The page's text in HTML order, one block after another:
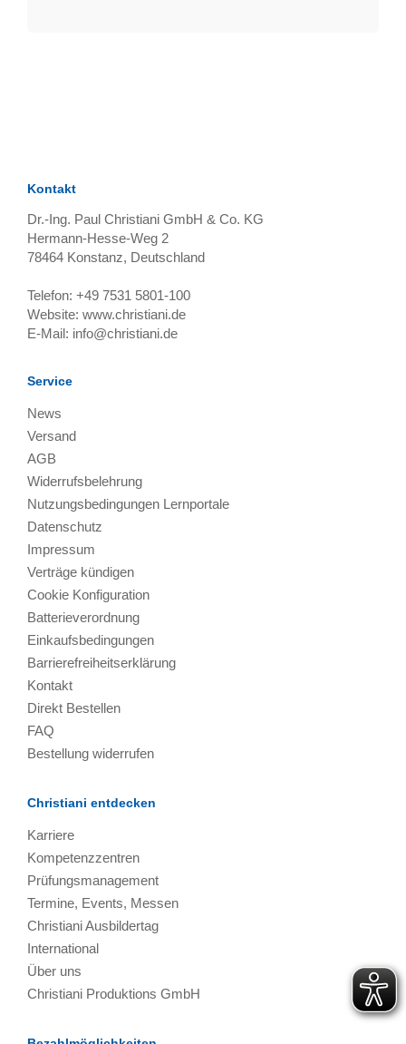
Kontakt
Dr.-Ing. Paul Christiani GmbH & Co. KG
Hermann-Hesse-Weg 2
78464 Konstanz, Deutschland
Telefon: +49 7531 5801-100
Website: www.christiani.de
E-Mail: info@christiani.de
Service
News
Versand
AGB
Widerrufsbelehrung
Nutzungsbedingungen Lernportale
Datenschutz
Impressum
Verträge kündigen
Cookie Konfiguration
Batterieverordnung
Einkaufsbedingungen
Barrierefreiheitserklärung
Kontakt
Direkt Bestellen
FAQ
Bestellung widerrufen
Christiani entdecken
Karriere
Kompetenzzentren
Prüfungsmanagement
Termine, Events, Messen
Christiani Ausbildertag
International
Über uns
Christiani Produktions GmbH